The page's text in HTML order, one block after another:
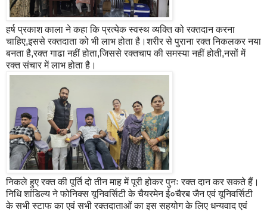
हर्ष प्रकाश काला ने कहा कि प्रत्येक स्वस्थ व्यक्ति को रक्तदान करना
चाहिए,इससे रक्तदाता को भी लाभ होता है।शरीर से पुराना रक्त निकलकर नया
बनता है,रक्त गाढा नहीं होता,जिससे रक्तचाप की समस्या नहीं होती,नसों में
रक्त संचार में लाभ होता है।
निकले हुए रक्त की पूर्ति दो तीन माह में पूरी होकर पुनः रक्त दान कर सकते हैं।
निधि शांडिल्य ने फोनिक्स यूनिवर्सिटी के चैयरमेन ई०चैरब जैन एवं यूनिवर्सिटी
के सभी स्टाफ का एवं सभी रक्तदाताओं का इस सहयोग के लिए धन्यवाद एवं